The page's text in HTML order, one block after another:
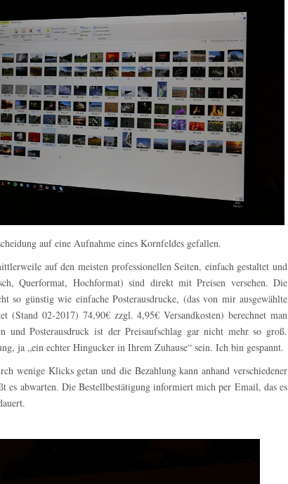
auf eine Aufnahme eines Kornfeldes gefallen.
auf den meisten professionellen Seiten, einfach gestaltet und
Querformat, Hochformat) sind direkt mit Preisen versehen. Die
so günstig wie einfache Posterausdrucke, (das von mir ausgewählte
(Stand 02-2017) 74,90€ zzgl. 4,95€ Versandkosten) berechnet man
und Posterausdruck ist der Preisaufschlag gar nicht mehr so groß.
ja „ein echter Hingucker in Ihrem Zuhause“ sein. Ich bin gespannt.
wenige Klicks getan und die Bezahlung kann anhand verschiedener
es abwarten. Die Bestellbestätigung informiert mich per Email, das es